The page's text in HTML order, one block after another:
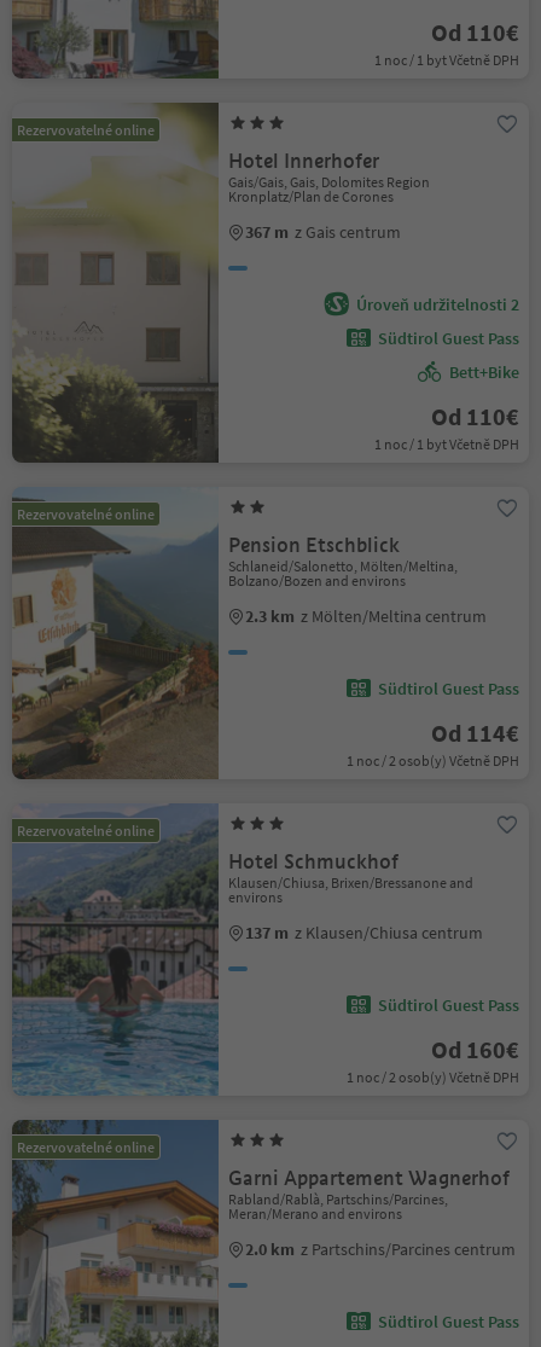
Od 110€
1 noc / 1 byt Včetně DPH
Rezervovatelné online
Hotel Innerhofer
Gais/Gais, Gais, Dolomites Region
Kronplatz/Plan de Corones
367 m z Gais centrum
Úroveň udržitelnosti 2
Südtirol Guest Pass
Bett+Bike
Od 110€
1 noc / 1 byt Včetně DPH
Rezervovatelné online
Pension Etschblick
Schlaneid/Salonetto, Mölten/Meltina,
Bolzano/Bozen and environs
2.3 km z Mölten/Meltina centrum
Südtirol Guest Pass
Od 114€
1 noc / 2 osob(y) Včetně DPH
Rezervovatelné online
Hotel Schmuckhof
Klausen/Chiusa, Brixen/Bressanone and
environs
137 m z Klausen/Chiusa centrum
Südtirol Guest Pass
Od 160€
1 noc / 2 osob(y) Včetně DPH
Rezervovatelné online
Garni Appartement Wagnerhof
Rabland/Rablà, Partschins/Parcines,
Meran/Merano and environs
2.0 km z Partschins/Parcines centrum
Südtirol Guest Pass